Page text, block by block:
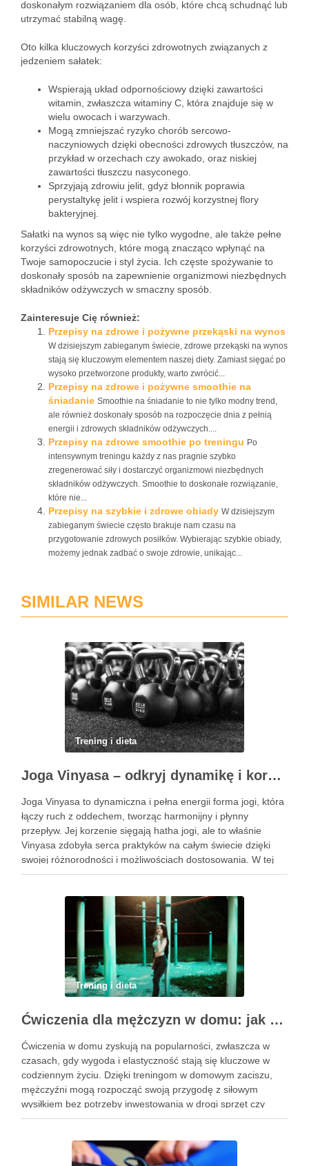
doskonałym rozwiązaniem dla osób, które chcą schudnąć lub
utrzymać stabilną wagę.
Oto kilka kluczowych korzyści zdrowotnych związanych z
jedzeniem sałatek:
Wspierają układ odpornościowy dzięki zawartości
witamin, zwłaszcza witaminy C, która znajduje się w
wielu owocach i warzywach.
Mogą zmniejszać ryzyko chorób sercowo-
naczyniowych dzięki obecności zdrowych tłuszczów, na
przykład w orzechach czy awokado, oraz niskiej
zawartości tłuszczu nasyconego.
Sprzyjają zdrowiu jelit, gdyż błonnik poprawia
perystaltykę jelit i wspiera rozwój korzystnej flory
bakteryjnej.
Sałatki na wynos są więc nie tylko wygodne, ale także pełne
korzyści zdrowotnych, które mogą znacząco wpłynąć na
Twoje samopoczucie i styl życia. Ich częste spożywanie to
doskonały sposób na zapewnienie organizmowi niezbędnych
składników odżywczych w smaczny sposób.
Zainteresuje Cię również:
Przepisy na zdrowe i pożywne przekąski na wynos
W dzisiejszym zabieganym świecie, zdrowe przekąski na wynos
stają się kluczowym elementem naszej diety. Zamiast sięgać po
wysoko przetworzone produkty, warto zwrócić...
Przepisy na zdrowe i pożywne smoothie na
śniadanie Smoothie na śniadanie to nie tylko modny trend,
ale również doskonały sposób na rozpoczęcie dnia z pełnią
energii i zdrowych składników odżywczych....
Przepisy na zdrowe smoothie po treningu Po
intensywnym treningu każdy z nas pragnie szybko
zregenerować siły i dostarczyć organizmowi niezbędnych
składników odżywczych. Smoothie to doskonałe rozwiązanie,
które nie...
Przepisy na szybkie i zdrowe obiady W dzisiejszym
zabieganym świecie często brakuje nam czasu na
przygotowanie zdrowych posiłków. Wybierając szybkie obiady,
możemy jednak zadbać o swoje zdrowie, unikając...
SIMILAR NEWS
Trening i dieta
Joga Vinyasa – odkryj dynamikę i korzyści tej praktyki
Joga Vinyasa to dynamiczna i pełna energii forma jogi, która
łączy ruch z oddechem, tworząc harmonijny i płynny
przepływ. Jej korzenie sięgają hatha jogi, ale to właśnie
Vinyasa zdobyła serca praktyków na całym świecie dzięki
swojej różnorodności i możliwościach dostosowania. W tej
praktyce każdy ruch jest zsynchronizowany z oddechem, co
Trening i dieta
Ćwiczenia dla mężczyzn w domu: jak zacząć i utrzymać motywację
Ćwiczenia w domu zyskują na popularności, zwłaszcza w
czasach, gdy wygoda i elastyczność stają się kluczowe w
codziennym życiu. Dzięki treningom w domowym zaciszu,
mężczyźni mogą rozpocząć swoją przygodę z siłowym
wysiłkiem bez potrzeby inwestowania w drogi sprzęt czy
dojazdy do siłowni. Regularne ćwiczenia, które można